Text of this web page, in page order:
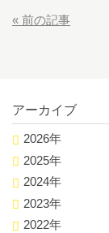
« 前の記事
アーカイブ
2026年
2025年
2024年
2023年
2022年